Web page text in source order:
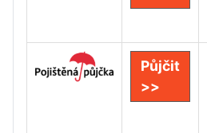
Půjčit
>>